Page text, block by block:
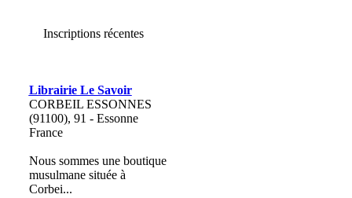
Inscriptions récentes
Librairie Le Savoir
CORBEIL ESSONNES
(91100), 91 - Essonne
France
Nous sommes une boutique
musulmane située à
Corbei...